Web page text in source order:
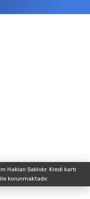
Saklıdır. Kredi kartı
korunmaktadır.